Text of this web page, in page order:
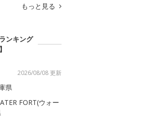
もっと見る
ンキング
2026/08/08 更新
県
FORT(ウォー